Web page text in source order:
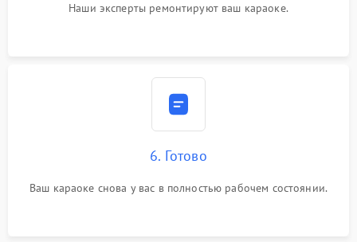
Наши эксперты ремонтируют ваш караоке.
6. Готово
Ваш караоке снова у вас в полностью рабочем состоянии.